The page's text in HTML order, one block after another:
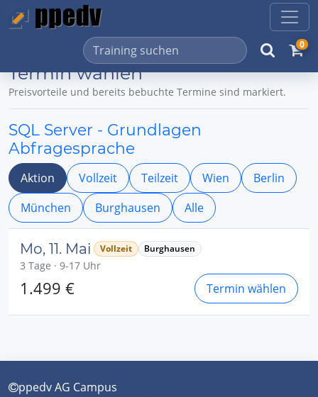
0
Termin wählen
Preisvorteile und bereits bebuchte Termine sind markiert.
SQL Server - Grundlagen
Abfragesprache
Aktion Vollzeit Teilzeit Wien
Berlin
München
Burghausen Alle
Mo, 11. Mai Vollzeit Burghausen
3 Tage · 9-17 Uhr
1.499 € Termin wählen
ppedv AG Campus